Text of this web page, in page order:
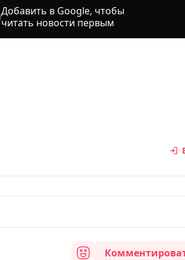
Добавить в Google, чтобы
читать новости первым